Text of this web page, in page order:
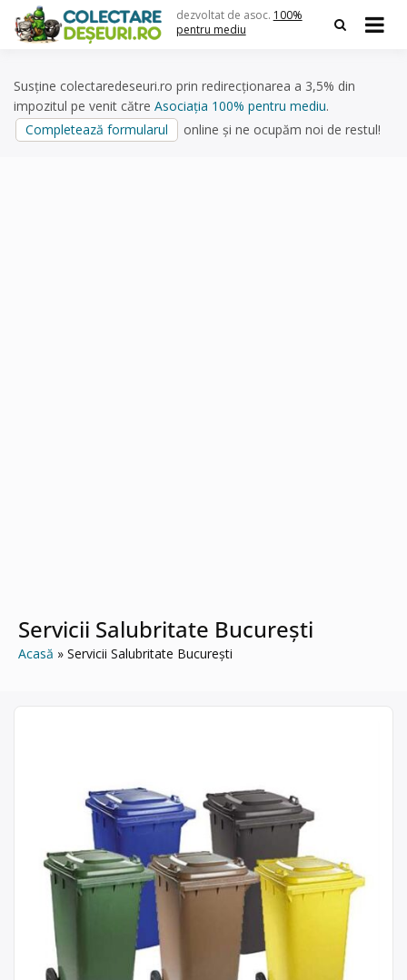
content
dezvoltat de asoc. 100%
pentru mediu
Susține colectaredeseuri.ro prin redirecționarea a 3,5% din
impozitul pe venit către Asociația 100% pentru mediu.
Completează formularul
online și ne ocupăm noi de restul!
Servicii Salubritate București
Acasă Servicii Salubritate București